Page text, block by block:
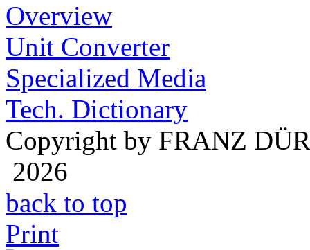
Overview
Unit Converter
Specialized Media
Tech. Dictionary
Copyright by FRANZ
2026
back to top
Print